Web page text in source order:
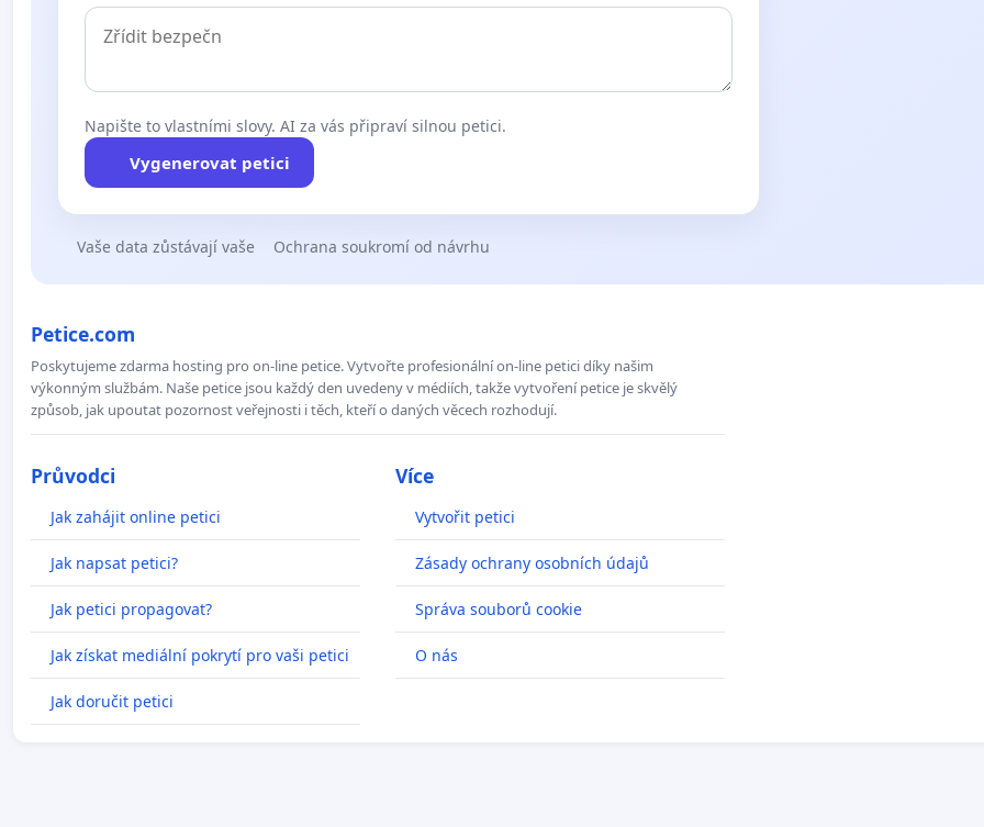
Napište to vlastními slovy. AI za vás připraví silnou petici.
Vygenerovat petici
Vaše data zůstávají vaše Ochrana soukromí od návrhu
Petice.com
Poskytujeme zdarma hosting pro on-line petice. Vytvořte profesionální on-line petici díky našim
výkonným službám. Naše petice jsou každý den uvedeny v médiích, takže vytvoření petice je skvělý
způsob, jak upoutat pozornost veřejnosti i těch, kteří o daných věcech rozhodují.
Průvodci
Jak zahájit online petici
Jak napsat petici?
Jak petici propagovat?
Jak získat mediální pokrytí pro vaši petici
Jak doručit petici
Více
Vytvořit petici
Zásady ochrany osobních údajů
Správa souborů cookie
O nás